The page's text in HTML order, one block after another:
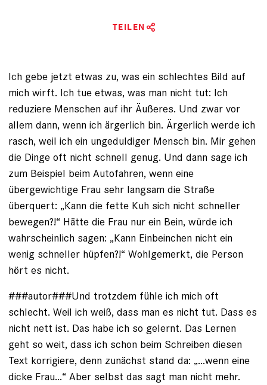
TEILEN
Ich gebe jetzt etwas zu, was ein schlechtes Bild auf
mich wirft. Ich tue etwas, was man nicht tut: Ich
reduziere Menschen auf ihr Äußeres. Und zwar vor
allem dann, wenn ich ärgerlich bin. Ärgerlich werde ich
rasch, weil ich ein ungeduldiger Mensch bin. Mir gehen
die Dinge oft nicht schnell genug. Und dann sage ich
zum Beispiel beim Autofahren, wenn eine
übergewichtige Frau sehr langsam die Straße
überquert: „Kann die fette Kuh sich nicht schneller
bewegen?!“ Hätte die Frau nur ein Bein, würde ich
wahrscheinlich sagen: „Kann Einbeinchen nicht ein
wenig schneller hüpfen?!“ Wohlgemerkt, die Person
hört es nicht.
###autor###Und trotzdem fühle ich mich oft
schlecht. Weil ich weiß, dass man es nicht tut. Dass es
nicht nett ist. Das habe ich so gelernt. Das Lernen
geht so weit, dass ich schon beim Schreiben diesen
Text korrigiere, denn zunächst stand da: „...wenn eine
dicke Frau...“ Aber selbst das sagt man nicht mehr.